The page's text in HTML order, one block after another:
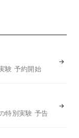
験 予約開始
→
特別実験 予告
→